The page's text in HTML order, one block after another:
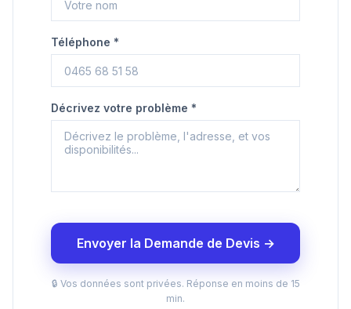
Téléphone *
Décrivez votre problème *
Envoyer la Demande de Devis →
🔒 Vos données sont privées. Réponse en moins de 15
min.